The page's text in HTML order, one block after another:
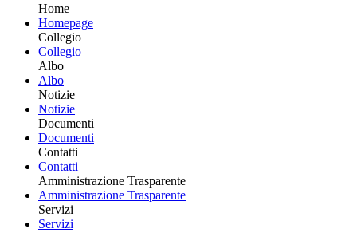
Home
Homepage
Collegio
Collegio
Albo
Albo
Notizie
Notizie
Documenti
Documenti
Contatti
Contatti
Amministrazione Trasparente
Amministrazione Trasparente
Servizi
Servizi